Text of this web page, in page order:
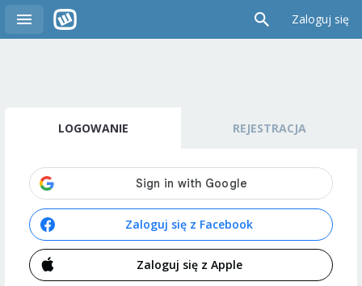
Zaloguj się
LOGOWANIE REJESTRACJA
Zaloguj się z Facebook
Zaloguj się z Apple